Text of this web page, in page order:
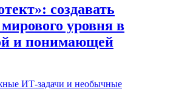
создавать
уровня в
и понимающей